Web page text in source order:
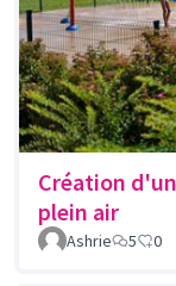
Création
plein air
Ashrie 5 0